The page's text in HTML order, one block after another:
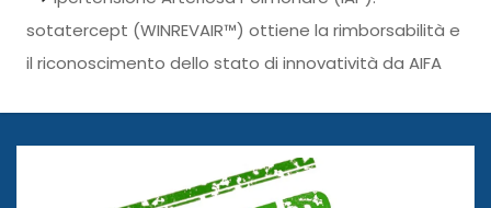
sotatercept (WINREVAIR™) ottiene la rimborsabilità e
il riconoscimento dello stato di innovatività da AIFA